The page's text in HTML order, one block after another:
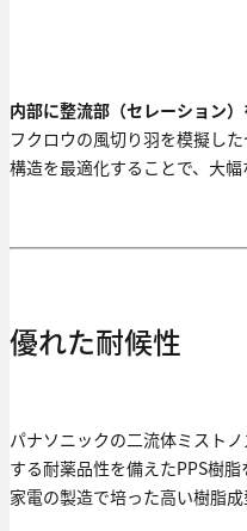
内部に整流部（セレーション
フクロウの風切り羽を模擬し
構造を最適化することで、大幅
優れた耐候性
パナソニックの二流体ミスト
する耐薬品性を備えたPPS樹
家電の製造で培った高い樹脂成